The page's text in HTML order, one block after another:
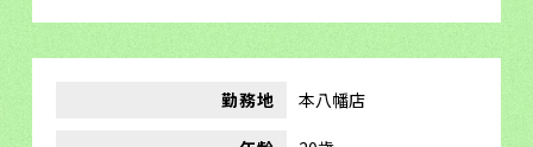
勤務地 本八幡店